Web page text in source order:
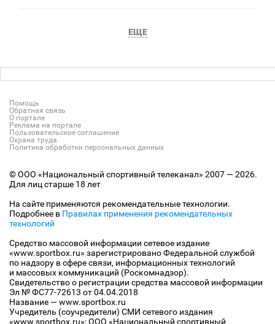
ЕЩЕ
Помощь
Обратная связь
О портале
Реклама на портале
Пользовательское соглашение
Охрана труда
Политика обработки персональных данных
© ООО «Национальный спортивный телеканал» 2007 — 2026.
Для лиц старше 18 лет
На сайте применяются рекомендательные технологии.
Подробнее в Правилах применения рекомендательных
технологий
Средство массовой информации сетевое издание
«www.sportbox.ru» зарегистрировано Федеральной службой
по надзору в сфере связи, информационных технологий
и массовых коммуникаций (Роскомнадзор).
Свидетельство о регистрации средства массовой информации
Эл № ФС77-72613 от 04.04.2018
Название — www.sportbox.ru
Учредитель (соучредители) СМИ сетевого издания
«www.sportbox.ru»: ООО «Национальный спортивный